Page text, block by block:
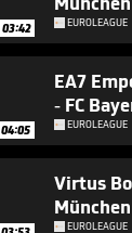
03:42 EUROLEAGUE
04:05
EA7
- FC
EUROLEAGUE
Virtus
München
EUROLEAGUE